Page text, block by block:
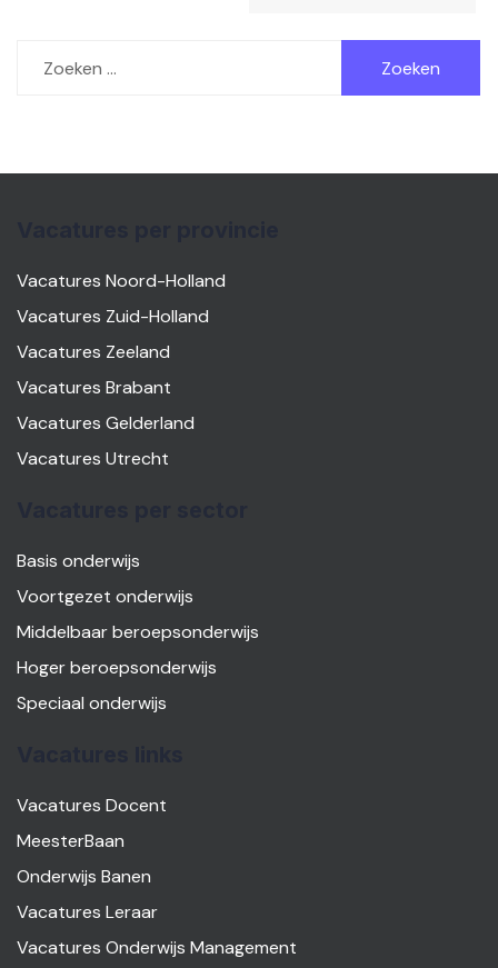
naar:
Vacatures Noord-Holland
Vacatures Zuid-Holland
Vacatures Zeeland
Vacatures Brabant
Vacatures Gelderland
Vacatures Utrecht
Basis onderwijs
Voortgezet onderwijs
Middelbaar beroepsonderwijs
Hoger beroepsonderwijs
Speciaal onderwijs
Vacatures Docent
MeesterBaan
Onderwijs Banen
Vacatures Leraar
Vacatures Onderwijs Management